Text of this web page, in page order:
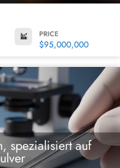
PRICE
$95,000,000
spezialisiert auf